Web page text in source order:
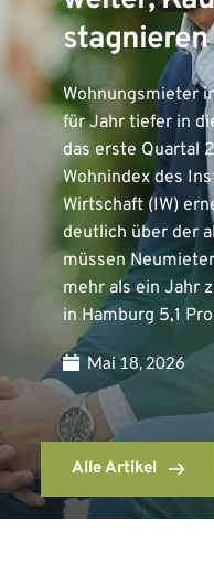
stagnieren
Wohnungsmieter
für Jahr tiefer in
das erste Quartal
Wohnindex des
Wirtschaft (IW)
deutlich über der
müssen
mehr als ein Jahr
in Hamburg 5,1
Mai 18, 2026
Alle Artikel